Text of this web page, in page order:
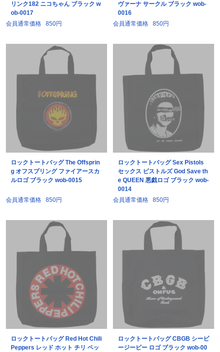
リンク182 ニコちゃん ブラック w
ob-0017
会員通常価格
850円
ヴァーナ サークル ブラック wob-
0016
会員通常価格
850円
ロックトートバッグ The Offsprin
g オフスプリング ファイアースカ
ルロゴ ブラック wob-0015
会員通常価格 850円
ロックトートバッグ Sex Pistols
セックス ピストルズ God Save th
e QUEEN 悪戯ロゴ ブラック wob-
0014
会員通常価格
850円
ロックトートバッグ Red Hot Chili
Peppers レッド ホット チリ ペッ
ロックトートバッグ CBGB シービ
ージービー ロゴ ブラック wob-00